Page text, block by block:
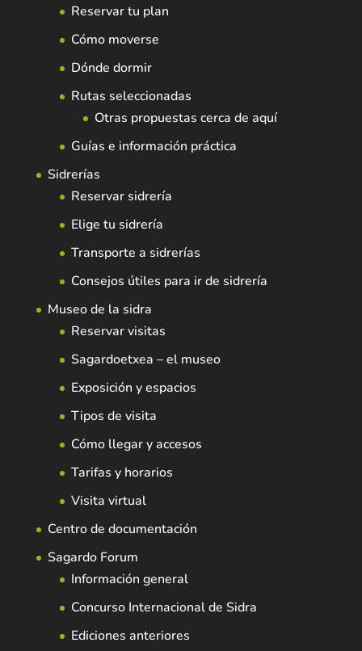
Reservar tu plan
Cómo moverse
Dónde dormir
Rutas seleccionadas
Otras propuestas cerca de aquí
Guías e información práctica
Sidrerías
Reservar sidrería
Elige tu sidrería
Transporte a sidrerías
Consejos útiles para ir de sidrería
Museo de la sidra
Reservar visitas
Sagardoetxea – el museo
Exposición y espacios
Tipos de visita
Cómo llegar y accesos
Tarifas y horarios
Visita virtual
Centro de documentación
Sagardo Forum
Información general
Concurso Internacional de Sidra
Ediciones anteriores